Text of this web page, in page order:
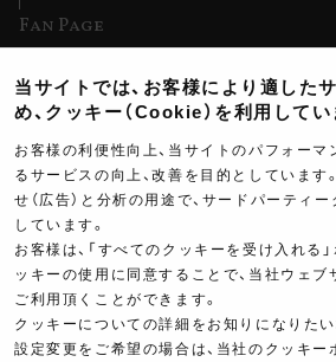
Fan Page
ヨシムラTV
イベント情報
イベントスケジュール
ツーリングブレイクタイム
製品ポスター
当サイトでは、お客様により適した
め、クッキー（Cookie）を利用してい
お客様の利便性向上、当サイトのパフォーマ
るサービスの向上、改善を目的としています
せ（広告）と分析の用途で、サードパーティ
しています。
お客様は、「すべてのクッキーを受け入れる
ッキーの使用に同意することで、当社ウェ
ご利用頂くことができます。
クッキーについての詳細をお知りになりた
設定変更をご希望の場合は、当社のクッキー